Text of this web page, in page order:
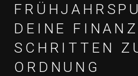
DEINE
SCHRITTEN
ORDNUNG